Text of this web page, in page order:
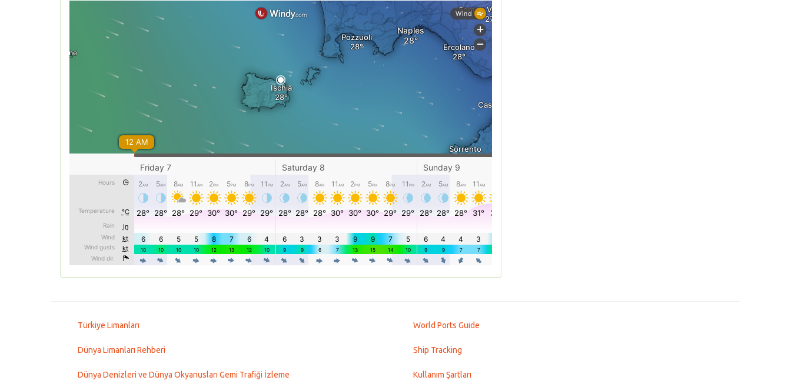
Türkiye Limanları
Dünya Limanları Rehberi
Dünya Denizleri ve Dünya Okyanusları Gemi Trafiği İzleme
World Ports Guide
Ship Tracking
Kullanım Şartları